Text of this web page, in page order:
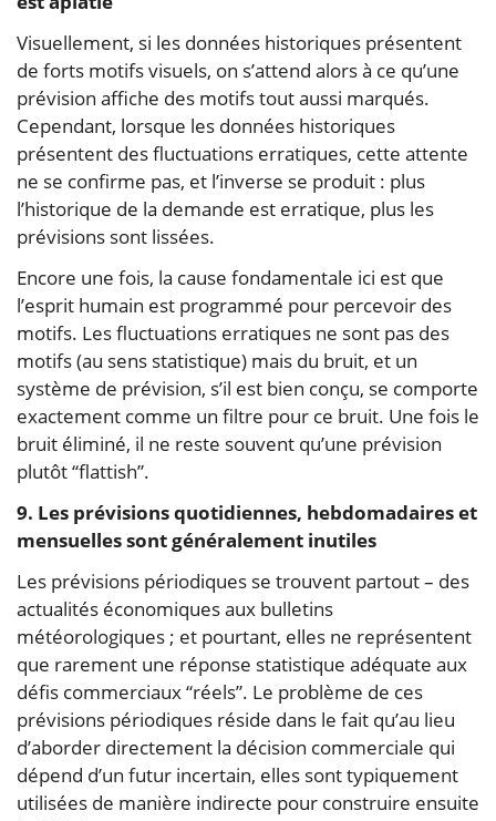
Visuellement, si les données historiques présentent
de forts motifs visuels, on s’attend alors à ce qu’une
prévision affiche des motifs tout aussi marqués.
Cependant, lorsque les données historiques
présentent des fluctuations erratiques, cette attente
ne se confirme pas, et l’inverse se produit : plus
l’historique de la demande est erratique, plus les
prévisions sont lissées.
Encore une fois, la cause fondamentale ici est que
l’esprit humain est programmé pour percevoir des
motifs. Les fluctuations erratiques ne sont pas des
motifs (au sens statistique) mais du bruit, et un
système de prévision, s’il est bien conçu, se comporte
exactement comme un filtre pour ce bruit. Une fois le
bruit éliminé, il ne reste souvent qu’une prévision
plutôt “flattish”.
9. Les prévisions quotidiennes, hebdomadaires et
mensuelles sont généralement inutiles
Les prévisions périodiques se trouvent partout – des
actualités économiques aux bulletins
météorologiques ; et pourtant, elles ne représentent
que rarement une réponse statistique adéquate aux
défis commerciaux “réels”. Le problème de ces
prévisions périodiques réside dans le fait qu’au lieu
d’aborder directement la décision commerciale qui
dépend d’un futur incertain, elles sont typiquement
utilisées de manière indirecte pour construire ensuite